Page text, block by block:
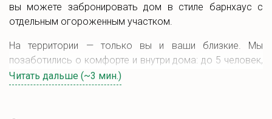
вы можете забронировать дом в стиле барнхаус с
отдельным огороженным участком.
На территории — только вы и ваши близкие. Мы
позаботились о комфорте и внутри дома: до 5 человек,
две спальни, кухня-гостиная. Мы продумали каждую
мелочь, чтобы вам было по-настоящему уютно. Мы
Читать дальше (~3 мин.)